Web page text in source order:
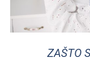
ZAŠTO